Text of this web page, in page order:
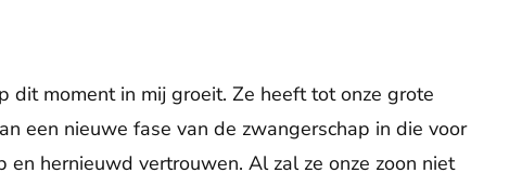
dit moment in mij groeit. Ze heeft tot onze grote
een nieuwe fase van de zwangerschap in die voor
hernieuwd vertrouwen. Al zal ze onze zoon niet